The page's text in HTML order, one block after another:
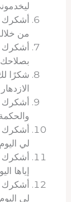
أشكرك
من
أشكرك
شكرًا
أشكرك
أشكرك
لي
أشكرك
إياها
أشكرك
لي